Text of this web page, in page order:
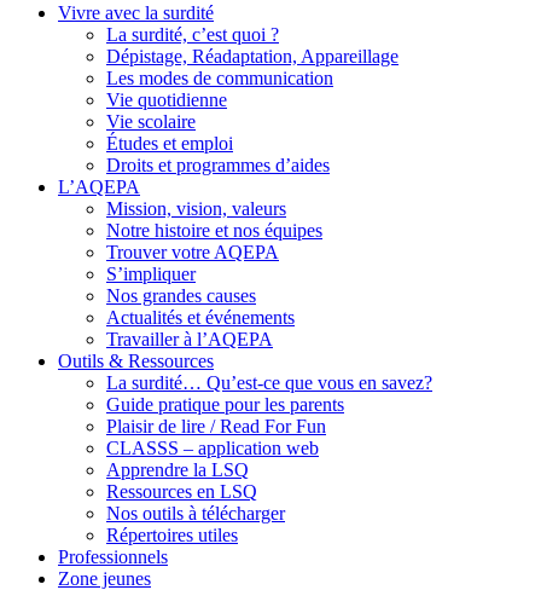
Vivre avec la surdité
La surdité, c’est quoi ?
Dépistage, Réadaptation, Appareillage
Les modes de communication
Vie quotidienne
Vie scolaire
Études et emploi
Droits et programmes d’aides
L’AQEPA
Mission, vision, valeurs
Notre histoire et nos équipes
Trouver votre AQEPA
S’impliquer
Nos grandes causes
Actualités et événements
Travailler à l’AQEPA
Outils & Ressources
La surdité… Qu’est-ce que vous en savez?
Guide pratique pour les parents
Plaisir de lire / Read For Fun
CLASSS – application web
Apprendre la LSQ
Ressources en LSQ
Nos outils à télécharger
Répertoires utiles
Professionnels
Zone jeunes